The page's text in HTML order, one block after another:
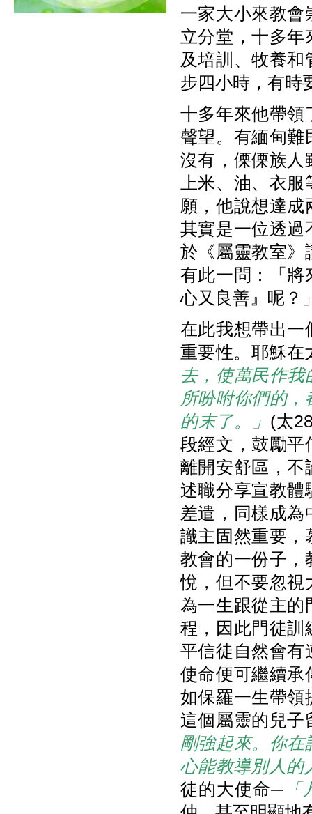
一家大小來教會
立分堂，十多年
及培訓、牧養
步四小時，有時
十多年來他帶領
聲望。有緬甸難
沒有，傈傈族人
上米、油、衣
願，他說想達
其實是一位透過
於《屬靈教室》
有此一問：「將
心又良善』呢？
在此我想帶出一
重要性。耶穌在
去，使萬民作
所吩咐你們的
的末了。」 (太
段經文，鼓勵平
離開安舒區，不
述職分享宣教體
差遣，同樣成為
識主固然重要，
教會的一份子，
悅，但不要忽視
為一生跟從主的
程，因此門徒訓
平信徒自然會有
使命便可繼續承
如保羅一生帶領
這個屬靈的兒子
剛強起來。你
心能教導別人的
徒的大使命─